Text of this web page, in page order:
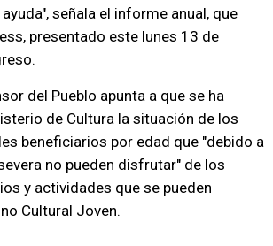
señala el informe anual, que
presentado este lunes 13 de
del Pueblo apunta a que se ha
de Cultura la situación de los
beneficiarios por edad que "debido a
no pueden disfrutar" de los
y actividades que se pueden
Cultural Joven.